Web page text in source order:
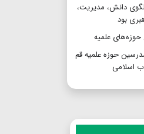
دانش، مدیریت،
بود
حوزه علمیه قم
اسلامی